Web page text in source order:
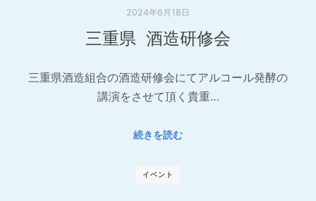
2024年6月18日
三重県 酒造研修会
三重県酒造組合の酒造研修会にてアルコール発酵の
講演をさせて頂く貴重…
続きを読む
イベント